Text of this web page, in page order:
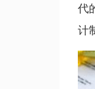
代
计